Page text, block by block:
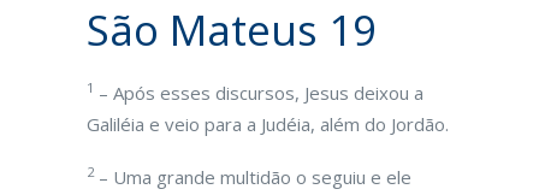
São Mateus 19
1 – Após esses discursos, Jesus deixou a
Galiléia e veio para a Judéia, além do Jordão.
2– Uma grande multidão o seguiu e ele